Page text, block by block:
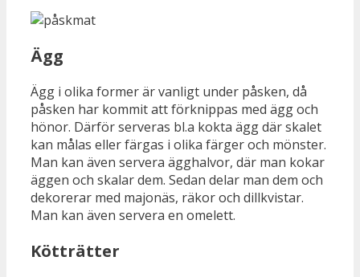
Ägg
Ägg i olika former är vanligt under påsken, då
påsken har kommit att förknippas med ägg och
hönor. Därför serveras bl.a kokta ägg där skalet
kan målas eller färgas i olika färger och mönster.
Man kan även servera ägghalvor, där man kokar
äggen och skalar dem. Sedan delar man dem och
dekorerar med majonäs, räkor och dillkvistar.
Man kan även servera en omelett.
Kötträtter